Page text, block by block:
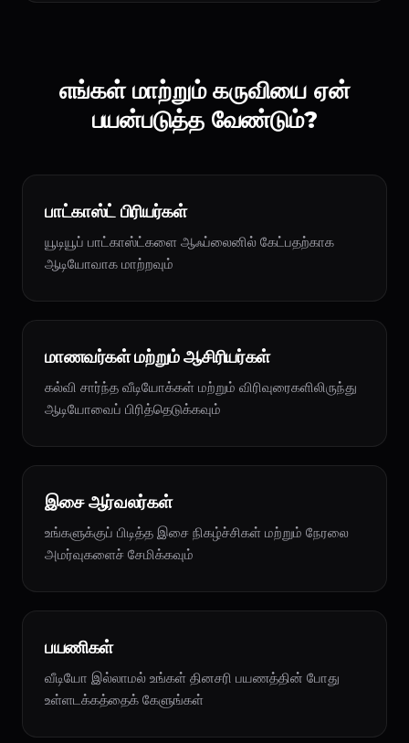
எங்கள் மாற்றும் கருவியை ஏன்
பயன்படுத்த வேண்டும்?
பாட்காஸ்ட் பிரியர்கள்
யூடியூப் பாட்காஸ்ட்களை ஆஃப்லைனில் கேட்பதற்காக
ஆடியோவாக மாற்றவும்
மாணவர்கள் மற்றும் ஆசிரியர்கள்
கல்வி சார்ந்த வீடியோக்கள் மற்றும் விரிவுரைகளிலிருந்து
ஆடியோவைப் பிரித்தெடுக்கவும்
இசை ஆர்வலர்கள்
உங்களுக்குப் பிடித்த இசை நிகழ்ச்சிகள் மற்றும் நேரலை
அமர்வுகளைச் சேமிக்கவும்
பயணிகள்
வீடியோ இல்லாமல் உங்கள் தினசரி பயணத்தின் போது
உள்ளடக்கத்தைக் கேளுங்கள்